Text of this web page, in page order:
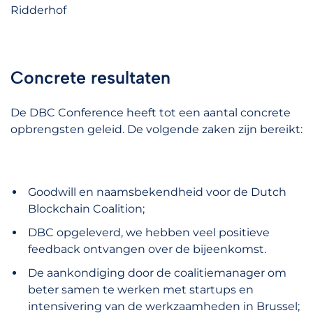
Ridderhof
Concrete resultaten
De DBC Conference heeft tot een aantal concrete
opbrengsten geleid. De volgende zaken zijn bereikt:
Goodwill en naamsbekendheid voor de Dutch
Blockchain Coalition;
DBC opgeleverd, we hebben veel positieve
feedback ontvangen over de bijeenkomst.
De aankondiging door de coalitiemanager om
beter samen te werken met startups en
intensivering van de werkzaamheden in Brussel;